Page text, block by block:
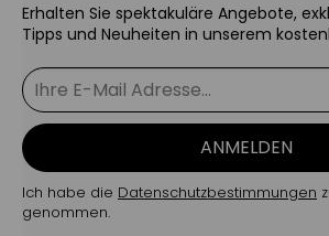
Erhalten Sie spektakuläre Angebote,
Tipps und Neuheiten in unserem
ANMELDEN
Ich habe die Datenschutzbestimmungen
genommen.